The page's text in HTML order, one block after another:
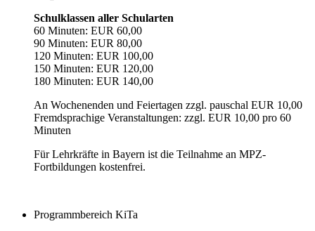
Schulklassen aller Schularten
60 Minuten: EUR 60,00
90 Minuten: EUR 80,00
120 Minuten: EUR 100,00
150 Minuten: EUR 120,00
180 Minuten: EUR 140,00
An Wochenenden und Feiertagen zzgl. pauschal EUR 10,00
Fremdsprachige Veranstaltungen: zzgl. EUR 10,00 pro 60
Minuten
Für Lehrkräfte in Bayern ist die Teilnahme an MPZ-
Fortbildungen kostenfrei.
Programmbereich KiTa